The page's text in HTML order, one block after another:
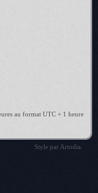
au format UTC + 1 heure
Style par Artodia